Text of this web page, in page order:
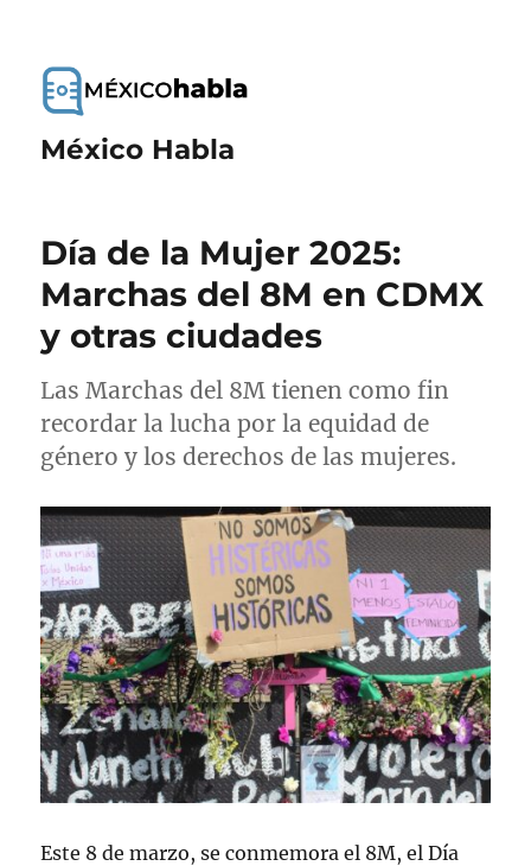
México Habla
Día de la Mujer 2025:
Marchas del 8M en CDMX
y otras ciudades
Las Marchas del 8M tienen como fin
recordar la lucha por la equidad de
género y los derechos de las mujeres.
Este 8 de marzo, se conmemora el 8M, el Día